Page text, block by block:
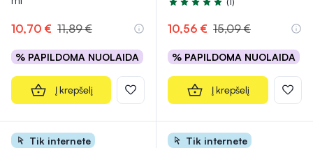
10,70 € 11,89 €
% PAPILDOMA NUOLAIDA
Į krepšelį
Įvertinimas 5.0 iš 5
10,56 € 15,09 €
% PAPILDOMA NUOLAIDA
Į krepšelį
Tik internete Tik internete